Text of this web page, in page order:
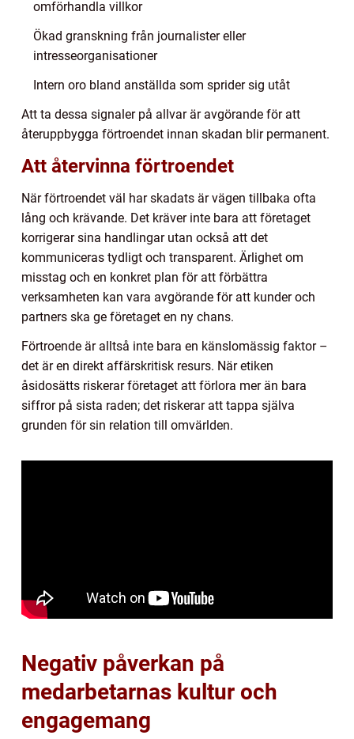
omförhandla villkor
Ökad granskning från journalister eller
intresseorganisationer
Intern oro bland anställda som sprider sig utåt
Att ta dessa signaler på allvar är avgörande för att
återuppbygga förtroendet innan skadan blir permanent.
Att återvinna förtroendet
När förtroendet väl har skadats är vägen tillbaka ofta
lång och krävande. Det kräver inte bara att företaget
korrigerar sina handlingar utan också att det
kommuniceras tydligt och transparent. Ärlighet om
misstag och en konkret plan för att förbättra
verksamheten kan vara avgörande för att kunder och
partners ska ge företaget en ny chans.
Förtroende är alltså inte bara en känslomässig faktor –
det är en direkt affärskritisk resurs. När etiken
åsidosätts riskerar företaget att förlora mer än bara
siffror på sista raden; det riskerar att tappa själva
grunden för sin relation till omvärlden.
Negativ påverkan på
medarbetarnas kultur och
engagemang